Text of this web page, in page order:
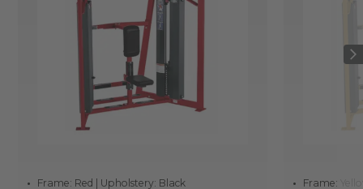
Frame: Red | Upholstery: Black Frame: